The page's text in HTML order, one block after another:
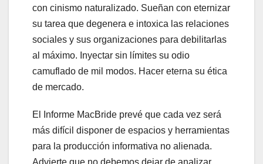
con cinismo naturalizado. Sueñan con eternizar
su tarea que degenera e intoxica las relaciones
sociales y sus organizaciones para debilitarlas
al máximo. Inyectar sin límites su odio
camuflado de mil modos. Hacer eterna su ética
de mercado.
El Informe MacBride prevé que cada vez será
más difícil disponer de espacios y herramientas
para la producción informativa no alienada.